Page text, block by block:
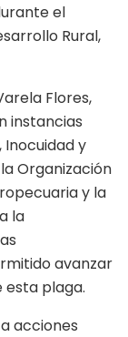
el
Rural,
Flores,
instancias
Inocuidad y
Organización
y la
la
avanzar
esta plaga.
acciones